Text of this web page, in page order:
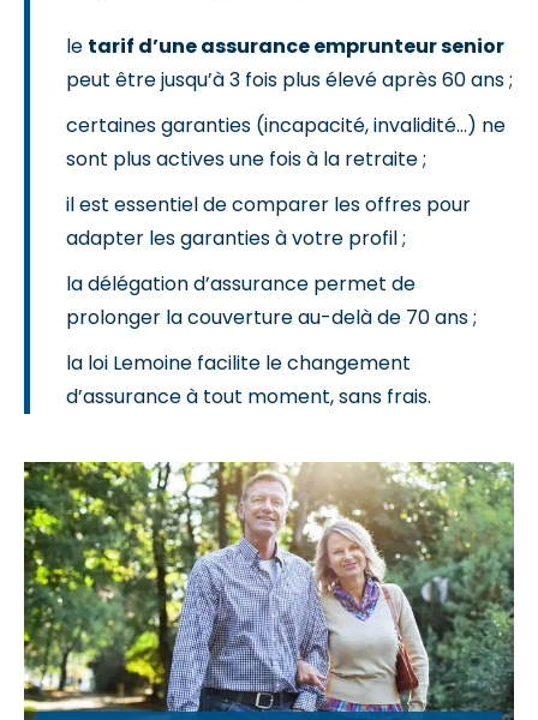
le tarif d’une assurance emprunteur senior
peut être jusqu’à 3 fois plus élevé après 60 ans ;
certaines garanties (incapacité, invalidité…) ne
sont plus actives une fois à la retraite ;
il est essentiel de comparer les offres pour
adapter les garanties à votre profil ;
la délégation d’assurance permet de
prolonger la couverture au-delà de 70 ans ;
la loi Lemoine facilite le changement
d’assurance à tout moment, sans frais.